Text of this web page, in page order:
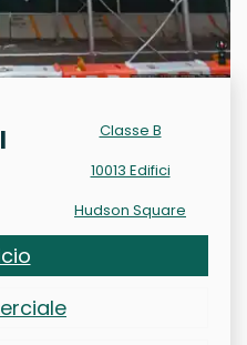
Classe B
10013 Edifici
Hudson Square